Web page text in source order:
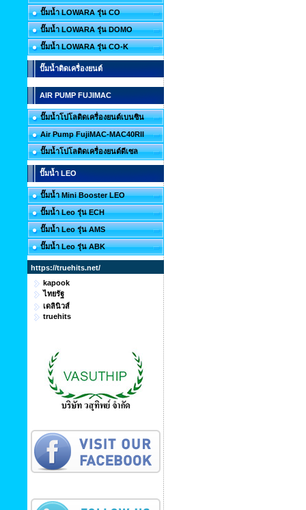
ปั๊มน้ำ LOWARA รุ่น CO
ปั๊มน้ำ LOWARA รุ่น DOMO
ปั๊มน้ำ LOWARA รุ่น CO-K
ปั๊มน้ำติดเครื่องยนต์
AIR PUMP FUJIMAC
ปั๊มน้ำโปโลติดเครื่องยนต์เบนซิน
Air Pump FujiMAC-MAC40RII
ปั๊มน้ำโปโลติดเครื่องยนต์ดีเซล
ปั๊มน้ำ LEO
ปั๊มน้ำ Mini Booster LEO
ปั๊มน้ำ Leo รุ่น ECH
ปั๊มน้ำ Leo รุ่น AMS
ปั๊มน้ำ Leo รุ่น ABK
https://truehits.net/
kapook
ไทยรัฐ
เดลินิวส์
truehits